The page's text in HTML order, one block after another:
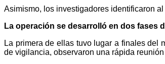
Asimismo, los investigadores identificaron
La operación se desarrolló en dos fases
La primera de ellas tuvo lugar a finales del
de vigilancia, observaron una rápida